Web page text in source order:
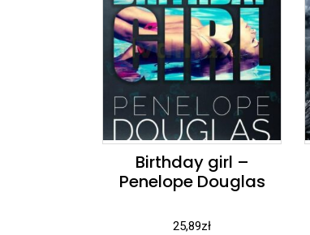
Birthday girl –
Penelope Douglas
25,89zł